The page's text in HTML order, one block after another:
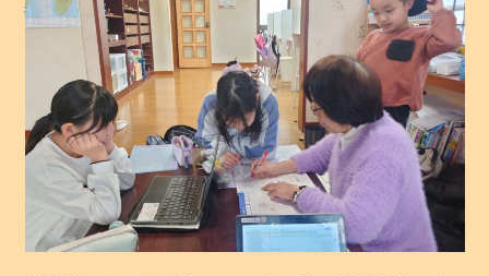
投稿日: 2024年3月27日 2
0
2
4
年
3
月
2
7
日
投稿者:静治